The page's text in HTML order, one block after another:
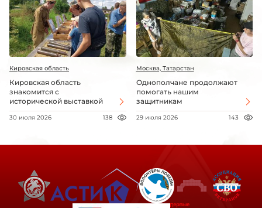
Кировская область
Кировская область
знакомится с
исторической выставкой
30 июля 2026 138
Москва, Татарстан
Однополчане продолжают
помогать нашим
защитникам
29 июля 2026 143